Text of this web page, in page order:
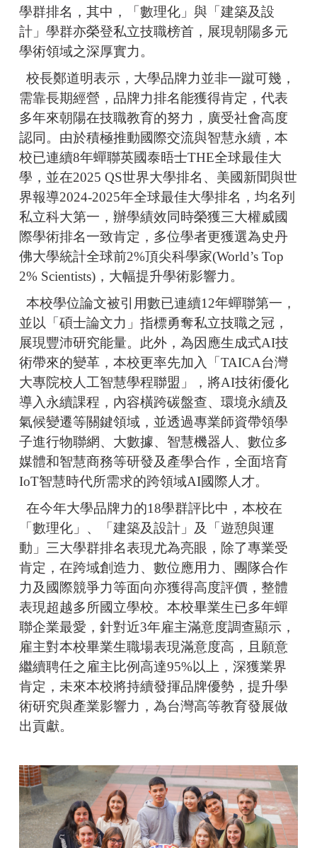
學群排名，其中，「數理化」與「建築及設
計」學群亦榮登私立技職榜首，展現朝陽多元
學術領域之深厚實力。
校長鄭道明表示，大學品牌力並非一蹴可幾，
需靠長期經營，品牌力排名能獲得肯定，代表
多年來朝陽在技職教育的努力，廣受社會高度
認同。由於積極推動國際交流與智慧永續，本
校已連續8年蟬聯英國泰晤士THE全球最佳大
學，並在2025 QS世界大學排名、美國新聞與世
界報導2024-2025年全球最佳大學排名，均名列
私立科大第一，辦學績效同時榮獲三大權威國
際學術排名一致肯定，多位學者更獲選為史丹
佛大學統計全球前2%頂尖科學家(World’s Top
2% Scientists)，大幅提升學術影響力。
本校學位論文被引用數已連續12年蟬聯第一，
並以「碩士論文力」指標勇奪私立技職之冠，
展現豐沛研究能量。此外，為因應生成式AI技
術帶來的變革，本校更率先加入「TAICA台灣
大專院校人工智慧學程聯盟」，將AI技術優化
導入永續課程，內容橫跨碳盤查、環境永續及
氣候變遷等關鍵領域，並透過專業師資帶領學
子進行物聯網、大數據、智慧機器人、數位多
媒體和智慧商務等研發及產學合作，全面培育
IoT智慧時代所需求的跨領域AI國際人才。
在今年大學品牌力的18學群評比中，本校在
「數理化」、「建築及設計」及「遊憩與運
動」三大學群排名表現尤為亮眼，除了專業受
肯定，在跨域創造力、數位應用力、團隊合作
力及國際競爭力等面向亦獲得高度評價，整體
表現超越多所國立學校。本校畢業生已多年蟬
聯企業最愛，針對近3年雇主滿意度調查顯示，
雇主對本校畢業生職場表現滿意度高，且願意
繼續聘任之雇主比例高達95%以上，深獲業界
肯定，未來本校將持續發揮品牌優勢，提升學
術研究與產業影響力，為台灣高等教育發展做
出貢獻。